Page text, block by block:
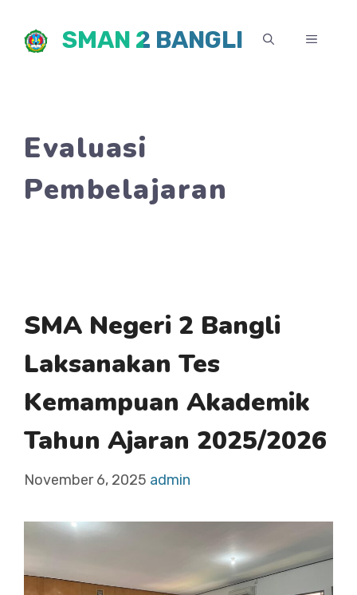
SMAN 2 BANGLI MENU
Evaluasi
Pembelajaran
SMA Negeri 2 Bangli
Laksanakan Tes
Kemampuan Akademik
Tahun Ajaran 2025/2026
November 6, 2025 admin